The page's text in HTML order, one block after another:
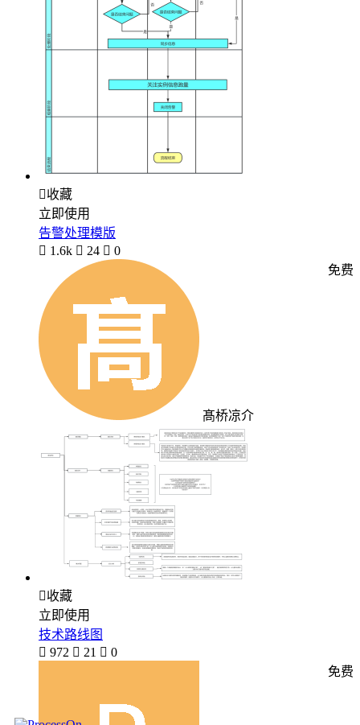
收藏
立即使用
告警处理模版
 1.6k  24  0
髙桥凉介
免费
收藏
立即使用
技术路线图
 972  21  0
免费